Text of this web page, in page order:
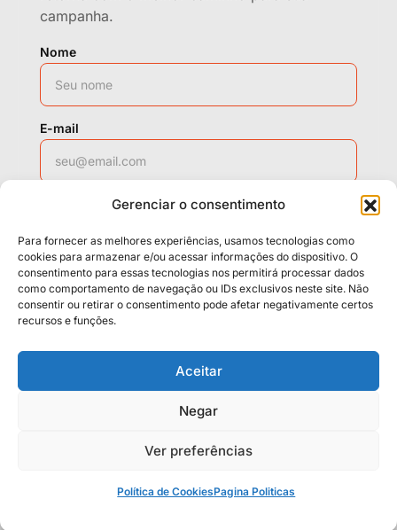
Gerenciar o consentimento
Para fornecer as melhores experiências, usamos tecnologias como
cookies para armazenar e/ou acessar informações do dispositivo. O
consentimento para essas tecnologias nos permitirá processar dados
como comportamento de navegação ou IDs exclusivos neste site. Não
consentir ou retirar o consentimento pode afetar negativamente certos
recursos e funções.
Aceitar
Negar
Ver preferências
Política de CookiesPagina Politicas
campanha.
Nome
E-mail
Solicitar contato
Políticas Cookies Termos
© 2026 Casa da Mídia. Todos os direitos reservados.
Neo Casa 2026.